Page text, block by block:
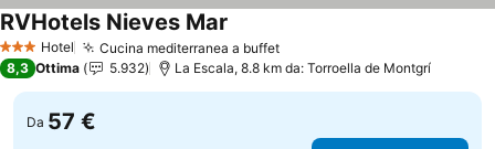
3 StelleHotel Cucina mediterranea a buffetScopri i prezzi
RVHotels Nieves Mar
8,3 Ottima 5.932 La Escala, 8.8 km da: Torroella de Montgrí
Da 57 €